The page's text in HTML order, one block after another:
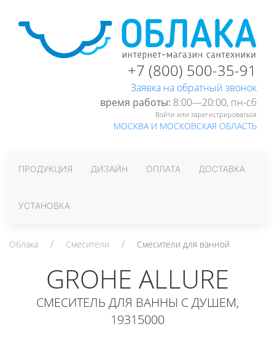
+7 (800) 500-35-91
Заявка на обратный звонок
время работы: 8:00—20:00, пн-cб
Войти или зарегистрироваться
МОСКВА И МОСКОВСКАЯ ОБЛАСТЬ
ПРОДУКЦИЯ ДИЗАЙН ОПЛАТА ДОСТАВКА
УСТАНОВКА
Облака Смесители Смесители для ванной
GROHE ALLURE
СМЕСИТЕЛЬ ДЛЯ ВАННЫ С ДУШЕМ,
19315000